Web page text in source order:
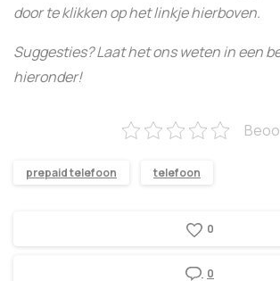
door te klikken op het linkje hierboven.
Suggesties? Laat het ons weten in een
hieronder!
prepaid telefoon telefoon
0
0